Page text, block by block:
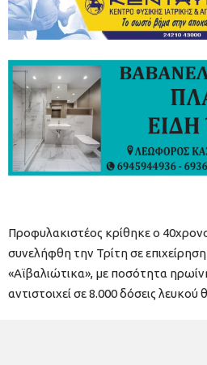
Προφυλακιστέος κρίθηκε ο
συνελήφθη την Τρίτη σε
«Αϊβαλιώτικα», με ποσότητα
αντιστοιχεί σε 8.000 δόσεις λευκού